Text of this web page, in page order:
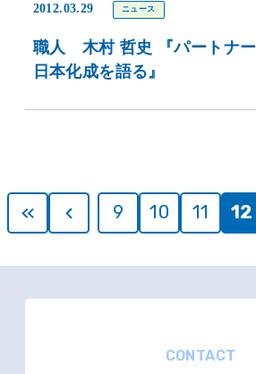
2012.03.29 ニュース
職人 木村 哲史 『パートナ
日本化成を語る』
9 10 11 12
CONTACT